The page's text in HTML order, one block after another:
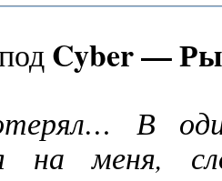
Cyber —
В
на меня,